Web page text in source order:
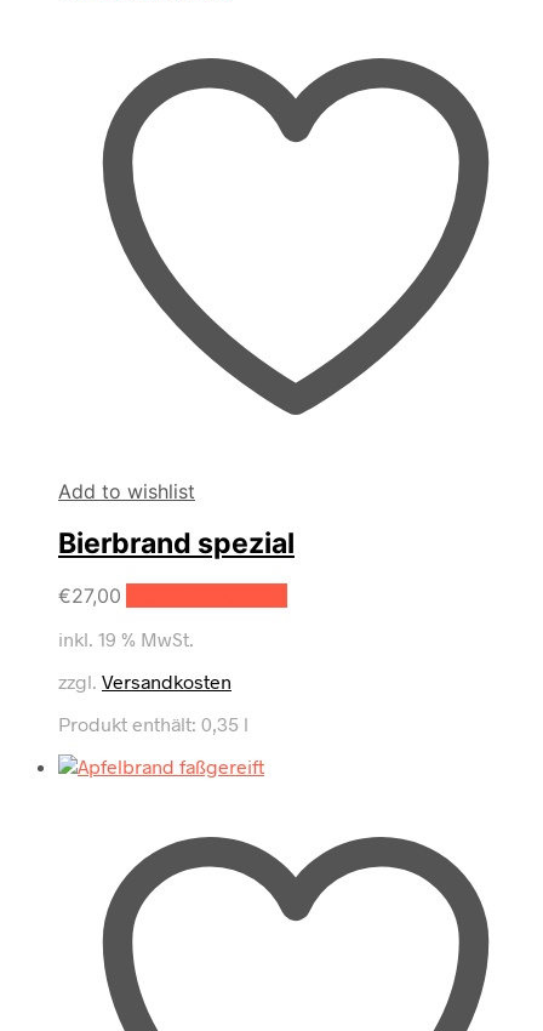
Add to wishlist
Bierbrand spezial
€27,00
inkl. 19 % MwSt.
zzgl. Versandkosten
Produkt enthält: 0,35 l